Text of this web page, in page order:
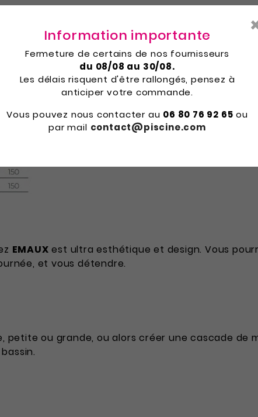
EMAUX est ultra esthétique et design. Vous
et vous détendre.
petite ou grande, ou alors créer une cascade de
Information importante
Fermeture de certains de nos fournisseurs
du 08/08 au 30/08.
Les délais risquent d'être rallongés, pensez à
anticiper votre commande.
Vous pouvez nous contacter au 06 80 76 92 65 ou
par mail contact@piscine.com